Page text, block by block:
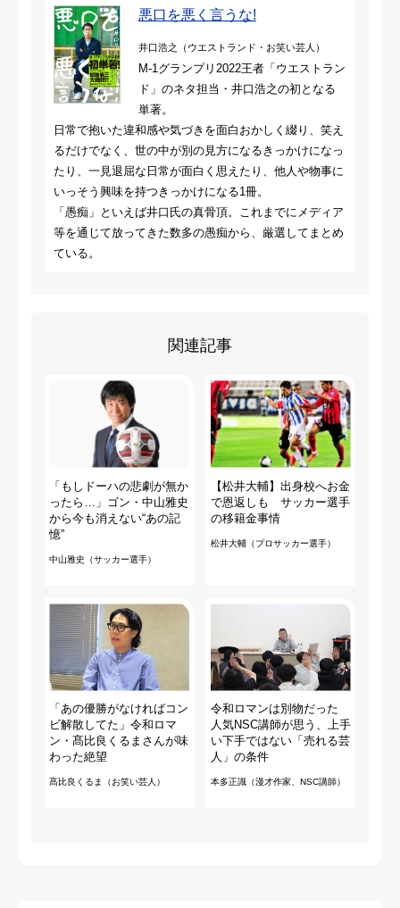
悪口を悪く言うな!
井口浩之（ウエストランド・お笑い芸人）
M-1グランプリ2022王者「ウエストラン
ド」のネタ担当・井口浩之の初となる
単著。
日常で抱いた違和感や気づきを面白おかしく綴り、笑え
るだけでなく、世の中が別の見方になるきっかけになっ
たり、一見退屈な日常が面白く思えたり、他人や物事に
いっそう興味を持つきっかけになる1冊。
「愚痴」といえば井口氏の真骨頂。これまでにメディア
等を通じて放ってきた数多の愚痴から、厳選してまとめ
ている。
関連記事
「もしドーハの悲劇が無か
ったら…」ゴン・中山雅史
から今も消えない“あの記
憶”
中山雅史（サッカー選手）
【松井大輔】出身校へお金
で恩返しも サッカー選手
の移籍金事情
松井大輔（プロサッカー選手）
「あの優勝がなければコン
ビ解散してた」令和ロマ
ン・髙比良くるまさんが味
わった絶望
髙比良くるま（お笑い芸人）
令和ロマンは別物だった
人気NSC講師が思う、上手
い下手ではない「売れる芸
人」の条件
本多正識（漫才作家、NSC講師）